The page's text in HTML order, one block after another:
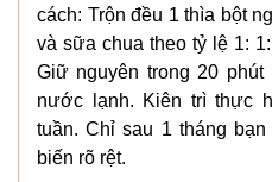
cách: Trộn đều 1 thìa bột
và sữa chua theo tỷ lệ 1:
Giữ nguyên trong 20
nước lạnh. Kiên trì thực
tuần. Chỉ sau 1 tháng
biến rõ rệt.